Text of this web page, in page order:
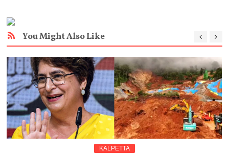
You Might Also Like
KALPETTA